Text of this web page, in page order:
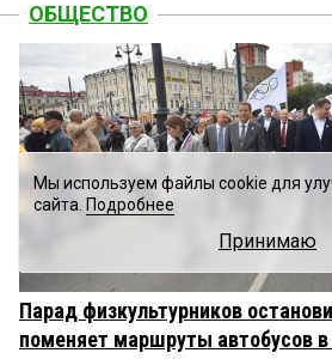
ОБЩЕСТВО
Парад физкультурников
поменяет маршруты автобусов
Мы используем файлы cookie для
сайта. Подробнее
Принимаю